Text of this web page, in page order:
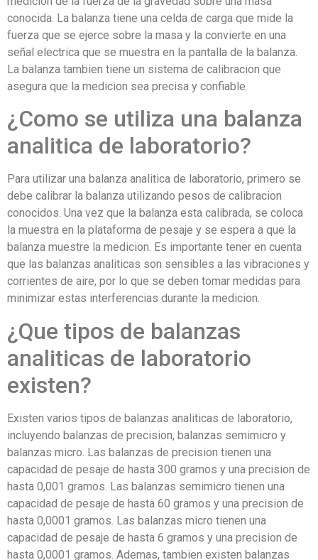
conocida. La balanza tiene una celda de carga que mide la
fuerza que se ejerce sobre la masa y la convierte en una
señal electrica que se muestra en la pantalla de la balanza.
La balanza tambien tiene un sistema de calibracion que
asegura que la medicion sea precisa y confiable.
¿Como se utiliza una balanza
analitica de laboratorio?
Para utilizar una balanza analitica de laboratorio, primero se
debe calibrar la balanza utilizando pesos de calibracion
conocidos. Una vez que la balanza esta calibrada, se coloca
la muestra en la plataforma de pesaje y se espera a que la
balanza muestre la medicion. Es importante tener en cuenta
que las balanzas analiticas son sensibles a las vibraciones y
corrientes de aire, por lo que se deben tomar medidas para
minimizar estas interferencias durante la medicion.
¿Que tipos de balanzas
analiticas de laboratorio
existen?
Existen varios tipos de balanzas analiticas de laboratorio,
incluyendo balanzas de precision, balanzas semimicro y
balanzas micro. Las balanzas de precision tienen una
capacidad de pesaje de hasta 300 gramos y una precision de
hasta 0,001 gramos. Las balanzas semimicro tienen una
capacidad de pesaje de hasta 60 gramos y una precision de
hasta 0,0001 gramos. Las balanzas micro tienen una
capacidad de pesaje de hasta 6 gramos y una precision de
hasta 0,0001 gramos. Ademas, tambien existen balanzas